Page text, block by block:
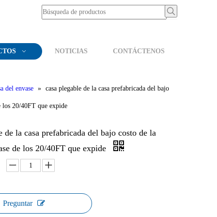
NOTICIAS CONTÁCTENOS
del envase » casa plegable de la casa prefabricada del bajo
los 20/40FT que expide
de la casa prefabricada del bajo costo de la
de los 20/40FT que expide
Preguntar